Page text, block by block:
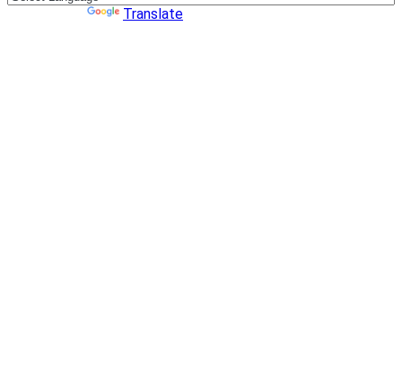
Translate